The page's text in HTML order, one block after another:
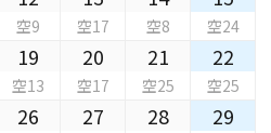
空9 空17 空8 空24
19
空13
20
空17
21
空25
22
空25
26 27 28 29